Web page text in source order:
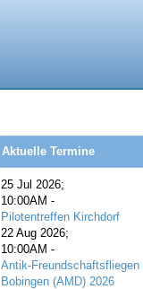
Aktuelle Termine
25 Jul 2026;
10:00AM -
Pilotentreffen Kirchdorf
22 Aug 2026;
10:00AM -
Antik-Freundschaftsfliegen
Bobingen (AMD) 2026